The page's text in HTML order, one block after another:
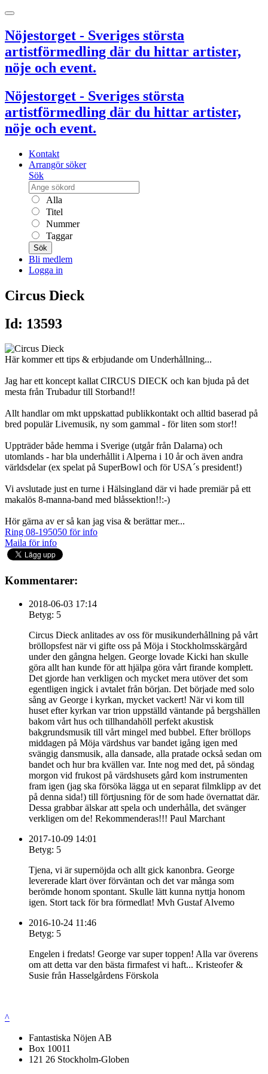
Nöjestorget - Sveriges största
artistförmedling där du hittar artister,
nöje och event.
Nöjestorget - Sveriges största
artistförmedling där du hittar artister,
nöje och event.
Kontakt
Arrangör söker
Sök
Alla
Titel
Nummer
Taggar
Sök
Bli medlem
Logga in
Circus Dieck
Id: 13593
Här kommer ett tips & erbjudande om Underhållning...
Jag har ett koncept kallat CIRCUS DIECK och kan bjuda på det
mesta från Trubadur till Storband!!
Allt handlar om mkt uppskattad publikkontakt och alltid baserad på
bred populär Livemusik, ny som gammal - för liten som stor!!
Uppträder både hemma i Sverige (utgår från Dalarna) och
utomlands - har bla underhållit i Alperna i 10 år och även andra
världsdelar (ex spelat på SuperBowl och för USA´s president!)
Vi avslutade just en turne i Hälsingland där vi hade premiär på ett
makalös 8-manna-band med blåssektion!!:-)
Hör gärna av er så kan jag visa & berättar mer...
Ring 08-195050 för info
Maila för info
Kommentarer:
2018-06-03 17:14
Betyg: 5
Circus Dieck anlitades av oss för musikunderhållning på vårt
bröllopsfest när vi gifte oss på Möja i Stockholmsskärgård
under den gångna helgen. George lovade Kicki han skulle
göra allt han kunde för att hjälpa göra vårt firande komplett.
Det gjorde han verkligen och mycket mera utöver det som
egentligen ingick i avtalet från början. Det började med solo
sång av George i kyrkan, mycket vackert! När vi kom till
huset efter kyrkan var trion uppställd väntande på bergshällen
bakom vårt hus och tillhandahöll perfekt akustisk
bakgrundsmusik till vårt mingel med bubbel. Efter bröllops
middagen på Möja värdshus var bandet igång igen med
svängig dansmusik, alla dansade, alla pratade också sedan om
bandet och hur bra kvällen var. Inte nog med det, på söndag
morgon vid frukost på värdshusets gård kom instrumenten
fram igen (jag ska försöka lägga ut en separat filmklipp av det
på denna sida!) till förtjusning för de som hade övernattat där.
Dessa grabbar älskar att spela och underhålla, det svänger
verkligen om de! Rekommenderas!!! Paul Marchant
2017-10-09 14:01
Betyg: 5
Tjena, vi är supernöjda och allt gick kanonbra. George
levererade klart över förväntan och det var många som
berömde honom spontant. Skulle lätt kunna nyttja honom
igen. Stort tack för bra förmedlat! Mvh Gustaf Alvemo
2016-10-24 11:46
Betyg: 5
Engelen i fredats! George var super toppen! Alla var överens
om att detta var den bästa firmafest vi haft... Kristeofer &
Susie från Hasselgårdens Förskola
^
Fantastiska Nöjen AB
Box 10011
121 26 Stockholm-Globen